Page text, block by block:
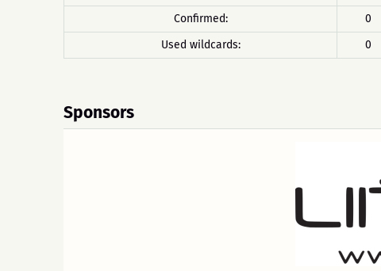
Confirmed:
0
Used wildcards:
0
Sponsors